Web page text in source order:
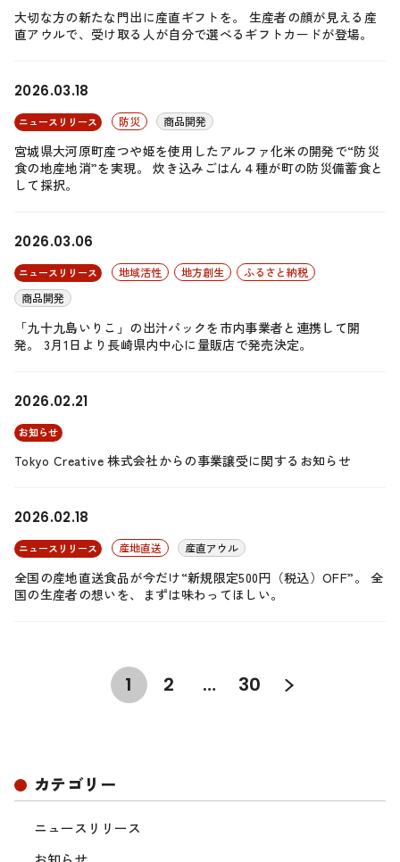
カテゴリー
ニュースリリース
大切な方の新たな門出に産直ギフトを。 生産者の顔が見える産
直アウルで、受け取る人が自分で選べるギフトカードが登場。
2026.03.18
ニュースリリース 防災 商品開発
宮城県大河原町産つや姫を使用したアルファ化米の開発で“防災
食の地産地消”を実現。 炊き込みごはん４種が町の防災備蓄食と
して採択。
2026.03.06
ニュースリリース 地域活性 地方創生
ふるさと納税
商品開発
「九十九島いりこ」の出汁パックを市内事業者と連携して開
発。 3月1日より長崎県内中心に量販店で発売決定。
2026.02.21
お知らせ
Tokyo Creative 株式会社からの事業譲受に関するお知らせ
2026.02.18
ニュースリリース 産地直送 産直アウル
全国の産地直送食品が今だけ“新規限定500円（税込）OFF”。 全
国の生産者の想いを、まずは味わってほしい。
1 2 … 30